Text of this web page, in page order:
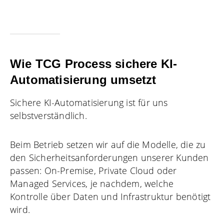
Wie TCG Process sichere KI-
Automatisierung umsetzt
Sichere KI-Automatisierung ist für uns
selbstverständlich.
Beim Betrieb setzen wir auf die Modelle, die zu
den Sicherheitsanforderungen unserer Kunden
passen: On-Premise, Private Cloud oder
Managed Services, je nachdem, welche
Kontrolle über Daten und Infrastruktur benötigt
wird.